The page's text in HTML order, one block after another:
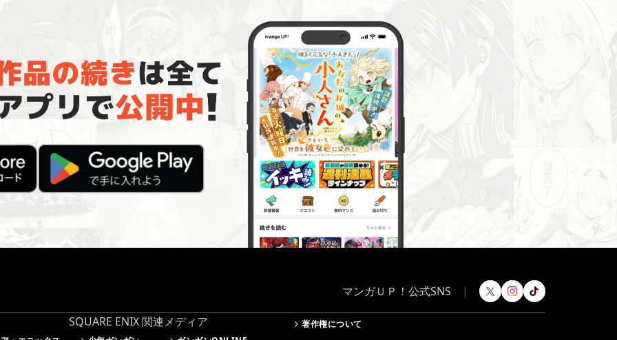
マンガＵＰ！公式SNS |
SQUARE ENIX 関連メディア
著作権について